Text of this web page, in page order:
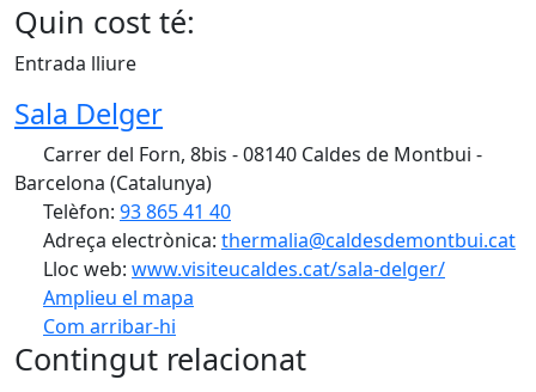
Quin cost té:
Entrada lliure
Sala Delger
Carrer del Forn, 8bis - 08140 Caldes de Montbui -
Barcelona (Catalunya)
Telèfon: 93 865 41 40
Adreça electrònica: thermalia@caldesdemontbui.cat
Lloc web: www.visiteucaldes.cat/sala-delger/
Amplieu el mapa
Com arribar-hi
+
Contingut relacionat